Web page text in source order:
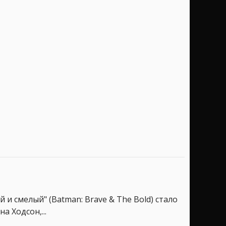
смелый" (Batman: Brave & The Bold) стало
Ходсон,...